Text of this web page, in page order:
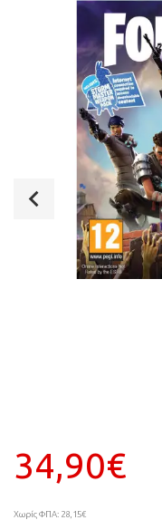
34,90€
Χωρίς ΦΠΑ: 28,15€